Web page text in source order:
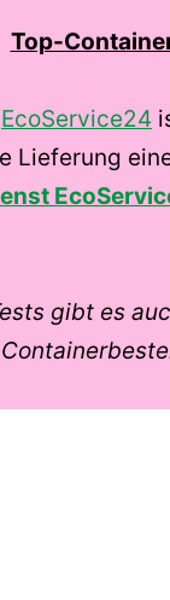
Top-
EcoService24
Lieferung
gibt es